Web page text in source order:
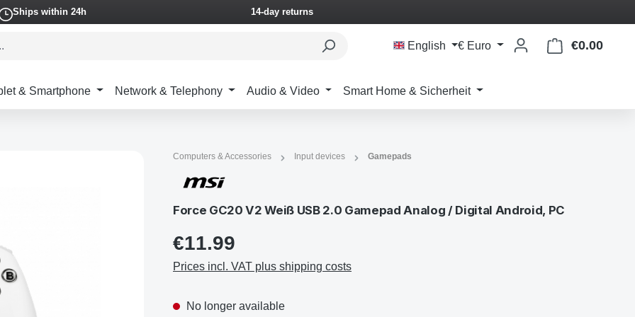
Ships within 24h 14-day returns
English € Euro €0.00
& Smartphone Network & Telephony Audio & Video Smart Home & Sicherheit
Computers & Accessories Input devices Gamepads
Force GC20 V2 Weiß USB 2.0 Gamepad Analog / Digital Android, PC
€11.99
Prices incl. VAT plus shipping costs
No longer available